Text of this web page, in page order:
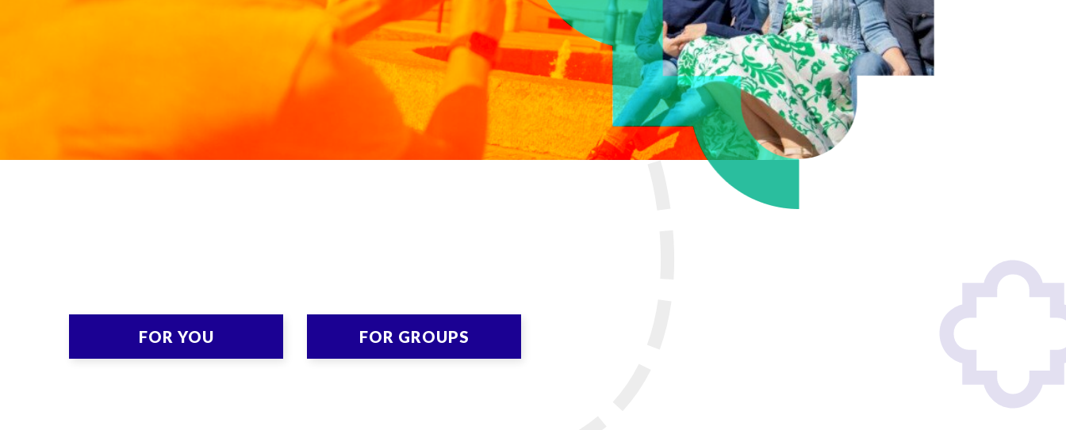
values of the thousand-year-old modern city with us.
FOR YOU FOR GROUPS